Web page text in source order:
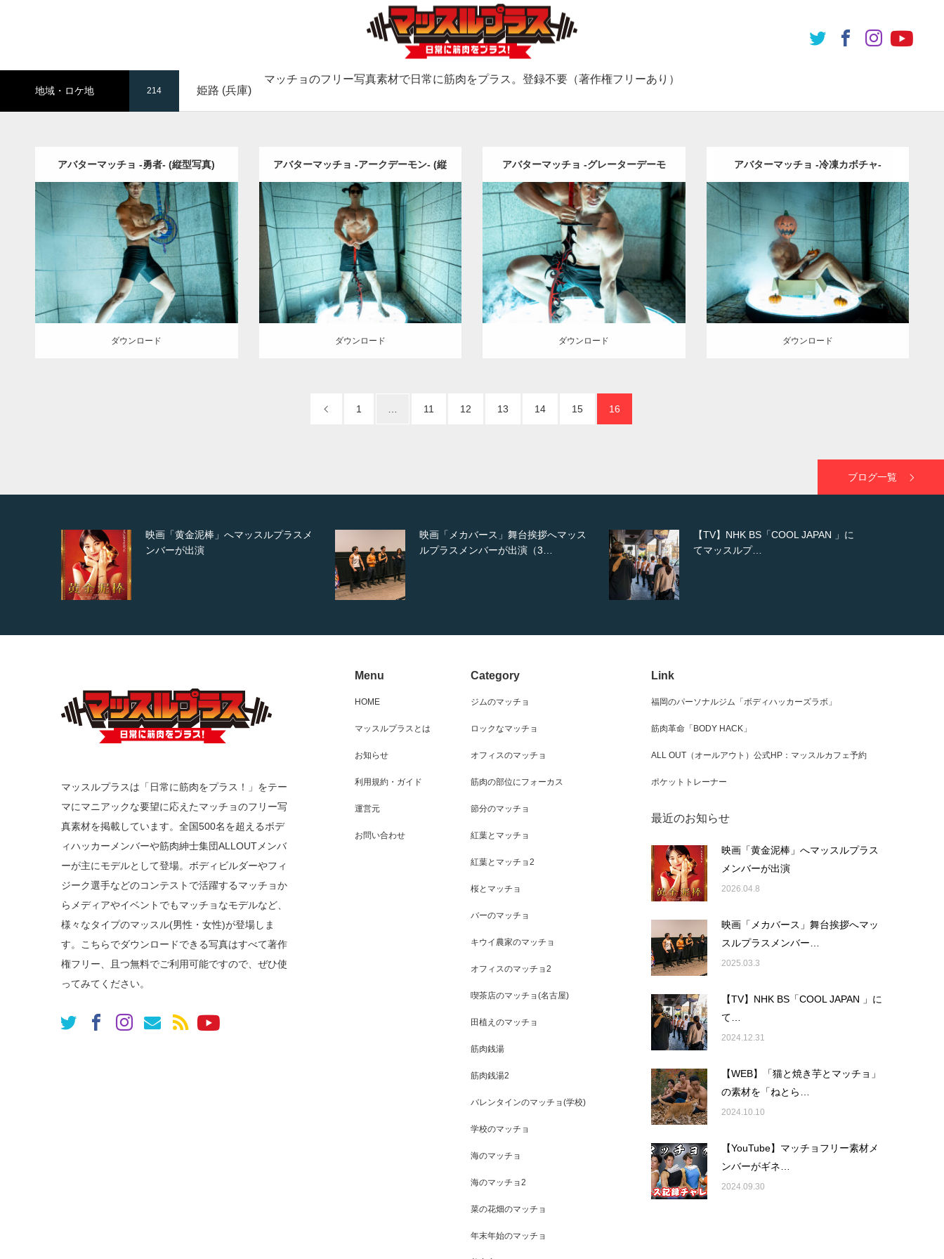
マッチョのフリー写真素材で日常に筋肉をプラス。登録不要（著作権フリーあり）
地域・ロケ地 214 姫路 (兵庫)
アバターマッチョ -勇者- (縦型写真)
Update:2023.02.11
Category:遺跡のマッチョ
その他
AKIHITO(細マッチョ) 上腕三頭筋 肩
姫
路 (兵庫)
ダウンロード
ダウンロード
アバターマッチョ -アークデーモン- (縦
型写真)
Update:2023.02.11
Category: 遺跡のマッチョ
その他
SOSUKE 大胸筋 腹筋 姫路 (兵庫)
ダウンロード
ダウンロード
アバターマッチョ -グレーターデーモ
ン-(縦型写真)
Update:2023.02.11
Category:遺跡のマッチョ その他
SOSUKE 上腕三頭筋 肩 姫路 (兵庫)
ダウンロード
ダウンロード
アバターマッチョ -冷凍カボチャ-
Update:
2023.02.11
Category:遺跡のマッチョ
その他
AKIHITO(細マッチョ) 上腕三頭筋 肩
捨
てマッチョ 姫路 (兵庫)
ダウンロード
ダウンロード
1 … 11 12 13 14 15 16
ブログ一覧
映画「黄金泥棒」へマッスルプラスメ
ンバーが出演
映画「メカバース」舞台挨拶へマッス
ルプラスメンバーが出演（3…
【TV】NHK BS「COOL JAPAN 」に
てマッスルプ…
マッスルプラスは「日常に筋肉をプラス！」をテー
マにマニアックな要望に応えたマッチョのフリー写
真素材を掲載しています。全国500名を超えるボデ
ィハッカーメンバーや筋肉紳士集団ALLOUTメンバ
ーが主にモデルとして登場。ボディビルダーやフィ
ジーク選手などのコンテストで活躍するマッチョか
らメディアやイベントでもマッチョなモデルなど、
様々なタイプのマッスル(男性・女性)が登場しま
す。こちらでダウンロードできる写真はすべて著作
権フリー、且つ無料でご利用可能ですので、ぜひ使
ってみてください。
Menu
HOME
マッスルプラスとは
お知らせ
利用規約・ガイド
運営元
お問い合わせ
Category
ジムのマッチョ
ロックなマッチョ
オフィスのマッチョ
筋肉の部位にフォーカス
節分のマッチョ
紅葉とマッチョ
紅葉とマッチョ2
桜とマッチョ
バーのマッチョ
キウイ農家のマッチョ
オフィスのマッチョ2
喫茶店のマッチョ(名古屋)
田植えのマッチョ
筋肉銭湯
筋肉銭湯2
バレンタインのマッチョ(学校)
学校のマッチョ
海のマッチョ
海のマッチョ2
菜の花畑のマッチョ
年末年始のマッチョ
Link
福岡のパーソナルジム「ボディハッカーズラボ」
筋肉革命「BODY HACK」
ALL OUT（オールアウト）公式HP：マッスルカフェ予約
ポケットトレーナー
最近のお知らせ
映画「黄金泥棒」へマッスルプラス
メンバーが出演
2026.04.8
映画「メカバース」舞台挨拶へマッ
スルプラスメンバー…
2025.03.3
【TV】NHK BS「COOL JAPAN 」に
て…
2024.12.31
【WEB】「猫と焼き芋とマッチョ」
の素材を「ねとら…
2024.10.10
【YouTube】マッチョフリー素材メ
ンバーがギネ…
2024.09.30